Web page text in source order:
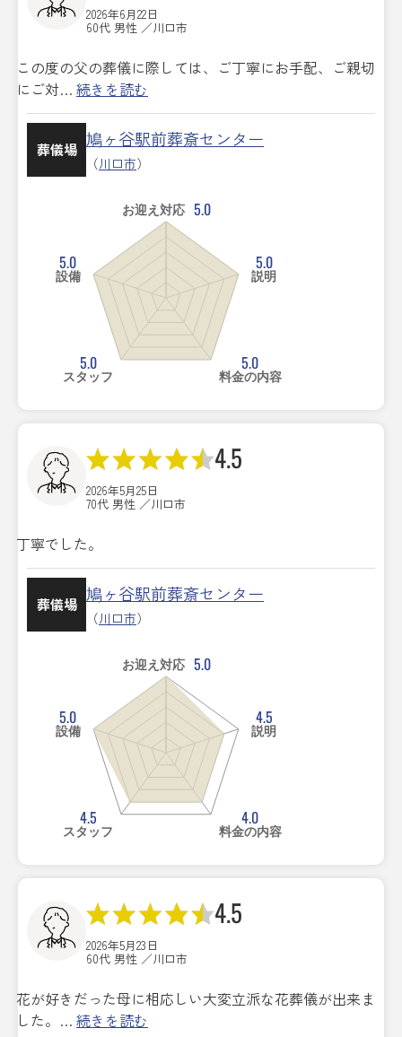
2026年6月22日
60代 男性 ／川口市
この度の父の葬儀に際しては、ご丁寧にお手配、ご親切
にご対… 続きを読む
葬儀場 鳩ヶ谷駅前葬斎センター
（川口市）
お迎え対応 5.0
5.0
説明
5.0
料金の内容
5.0
スタッフ
5.0
設備
4.5
2026年5月25日
70代 男性 ／川口市
丁寧でした。
葬儀場 鳩ヶ谷駅前葬斎センター
（川口市）
お迎え対応 5.0
4.5
説明
4.0
料金の内容
4.5
スタッフ
5.0
設備
4.5
2026年5月23日
60代 男性 ／川口市
花が好きだった母に相応しい大変立派な花葬儀が出来ま
した。… 続きを読む